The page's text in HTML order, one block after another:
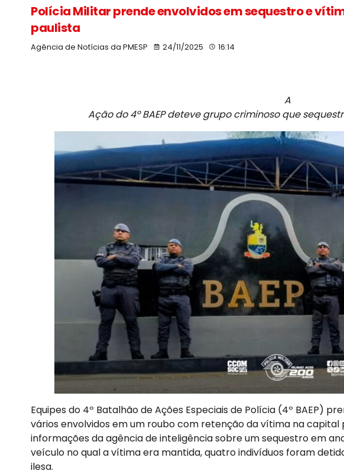
Polícia Militar prende envolvidos em sequestro e
paulista
Agência de Notícias da PMESP 24/11/2025 16:14
A
Ação do 4º BAEP deteve grupo criminoso que
Equipes do 4º Batalhão de Ações Especiais de Polícia (4º BAEP)
vários envolvidos em um roubo com retenção da vítima na capital
informações da agência de inteligência sobre um sequestro em
veículo no qual a vítima era mantida, quatro indivíduos foram
ilesa.